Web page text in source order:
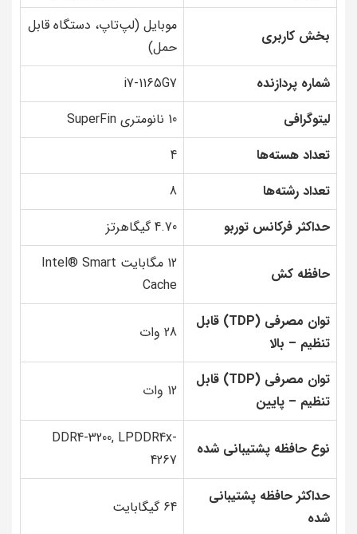
بخش کاربری
موبایل (لپ‌تاپ، دستگاه قابل
حمل)
شماره پردازنده
i7-1165G7
لیتوگرافی
10 نانومتری SuperFin
تعداد هسته‌ها
4
تعداد رشته‌ها
8
حداکثر فرکانس توربو
4.70 گیگاهرتز
حافظه کش
12 مگابایت Intel® Smart
Cache
توان مصرفی (TDP) قابل
تنظیم – بالا
28 وات
توان مصرفی (TDP) قابل
تنظیم – پایین
12 وات
نوع حافظه پشتیبانی شده
DDR4-3200, LPDDR4x-
4267
حداکثر حافظه پشتیبانی
شده
64 گیگابایت